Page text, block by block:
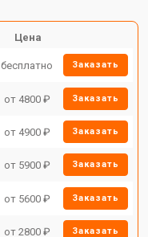
Цена
бесплатно Заказать
от 4800 ₽ Заказать
от 4900 ₽ Заказать
от 5900 ₽ Заказать
от 5600 ₽ Заказать
от 2800 ₽ Заказать